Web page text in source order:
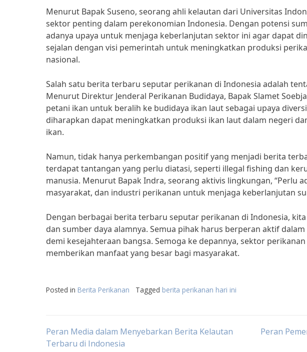
Menurut Bapak Suseno, seorang ahli kelautan dari Universitas
sektor penting dalam perekonomian Indonesia. Dengan potensi
adanya upaya untuk menjaga keberlanjutan sektor ini agar dapat
sejalan dengan visi pemerintah untuk meningkatkan produksi
nasional.
Salah satu berita terbaru seputar perikanan di Indonesia adalah
Menurut Direktur Jenderal Perikanan Budidaya, Bapak Slamet
petani ikan untuk beralih ke budidaya ikan laut sebagai upaya
diharapkan dapat meningkatkan produksi ikan laut dalam negeri
ikan.
Namun, tidak hanya perkembangan positif yang menjadi berita
terdapat tantangan yang perlu diatasi, seperti illegal fishing dan
manusia. Menurut Bapak Indra, seorang aktivis lingkungan, “Perlu
masyarakat, dan industri perikanan untuk menjaga keberlanjutan
Dengan berbagai berita terbaru seputar perikanan di Indonesia,
dan sumber daya alamnya. Semua pihak harus berperan aktif
demi kesejahteraan bangsa. Semoga ke depannya, sektor
memberikan manfaat yang besar bagi masyarakat.
Posted in Berita Perikanan Tagged berita perikanan hari ini
Post
Peran Media dalam Menyebarkan Berita Kelautan
Terbaru di Indonesia
Peran